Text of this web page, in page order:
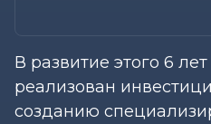
В развитие этого 6
реализован
созданию